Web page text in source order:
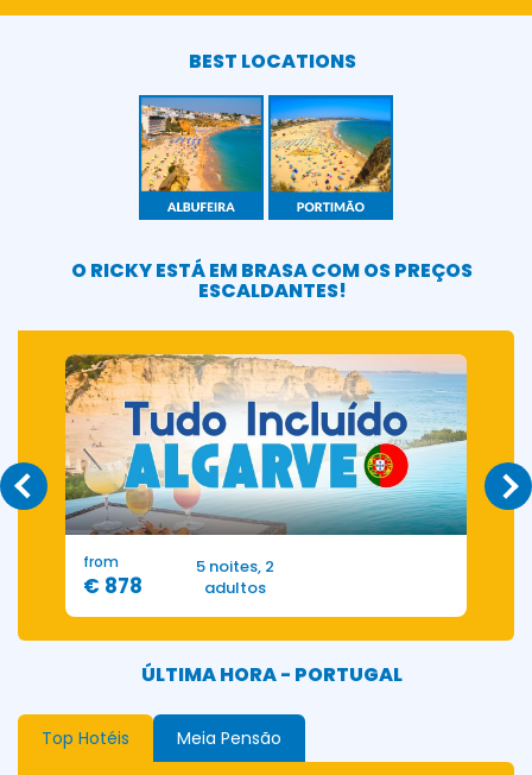
BEST LOCATIONS
O RICKY ESTÁ EM BRASA COM OS PREÇOS
ESCALDANTES!
from
€ 878
5 noites, 2
adultos
ÚLTIMA HORA - PORTUGAL
Top Hotéis Meia Pensão